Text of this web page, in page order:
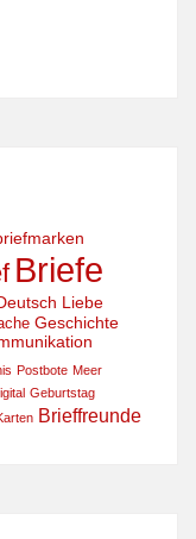
Briefe
Liebe
Geschichte
Postbote Meer
Geburtstag
Brieffreunde